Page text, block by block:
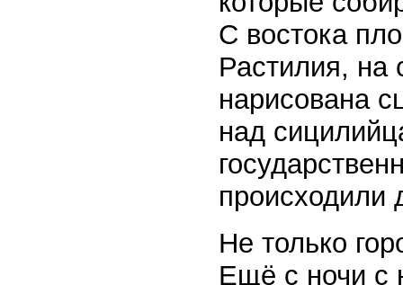
С востока
Растилия, на
нарисована
над
происходили
Не только
Ещё с ночи с